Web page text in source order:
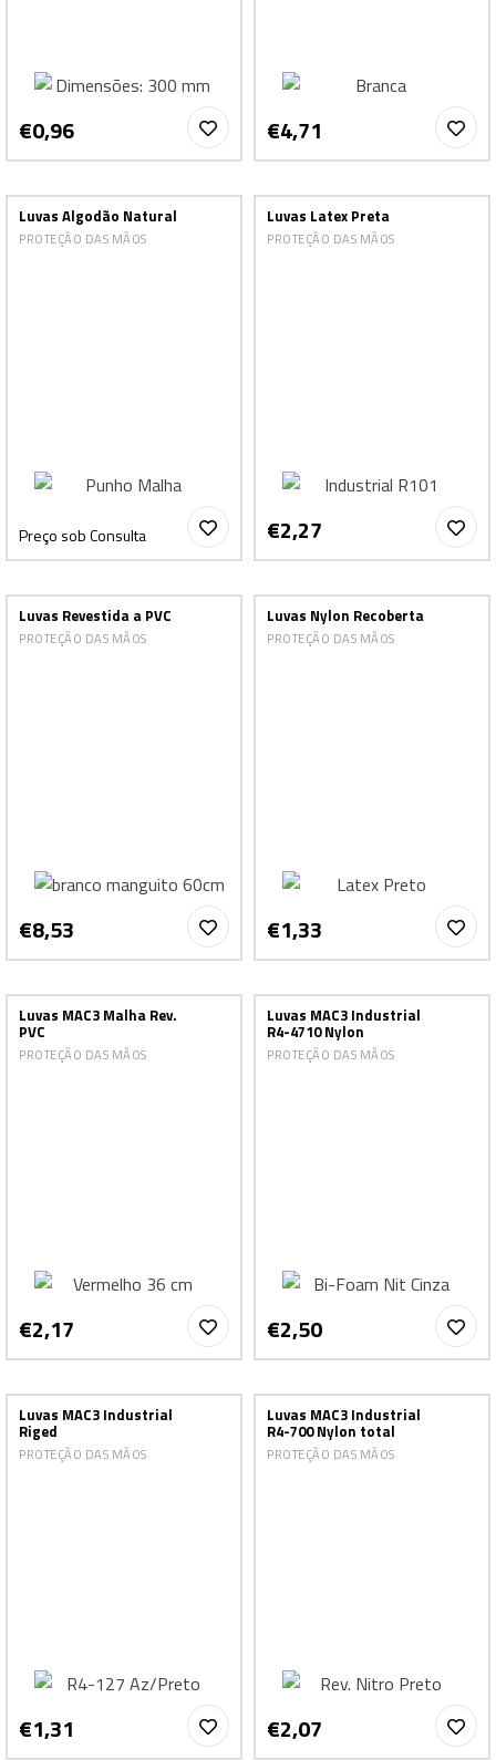
€0,96 €4,71
Luvas Algodão Natural
PROTEÇÃO DAS MÃOS
Preço sob Consulta
Luvas Latex Preta
PROTEÇÃO DAS MÃOS
€2,27
Luvas Revestida a PVC
PROTEÇÃO DAS MÃOS
€8,53
Luvas Nylon Recoberta
PROTEÇÃO DAS MÃOS
€1,33
Luvas MAC3 Malha Rev.
PVC
PROTEÇÃO DAS MÃOS
€2,17
Luvas MAC3 Industrial
R4-4710 Nylon
PROTEÇÃO DAS MÃOS
€2,50
Luvas MAC3 Industrial
Riged
PROTEÇÃO DAS MÃOS
€1,31
Luvas MAC3 Industrial
R4-700 Nylon total
PROTEÇÃO DAS MÃOS
€2,07